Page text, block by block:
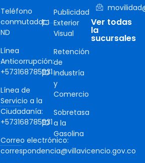
Teléfono
conmutador:
ND
Línea
Anticorrupción:
+573168785931
Línea de
Servicio a la
Ciudadanía:
+573168785931
Correo electrónico:
correspondencia@villavicencio.gov.co
Publicidad
Exterior
Visual
Retención
de
Industría
y
Comercio
Sobretasa
a la
Gasolina
Ver todas
la
sucursales